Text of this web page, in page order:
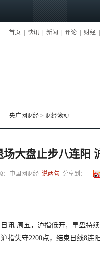
首页 快讯 新闻 评论 财经
央广网财经 > 财经滚动
场大盘止步八连阳
： 中国网财经 说两句 分享到：
周五，沪指低开，早盘持续
指失守2200点，结束日线8连阳